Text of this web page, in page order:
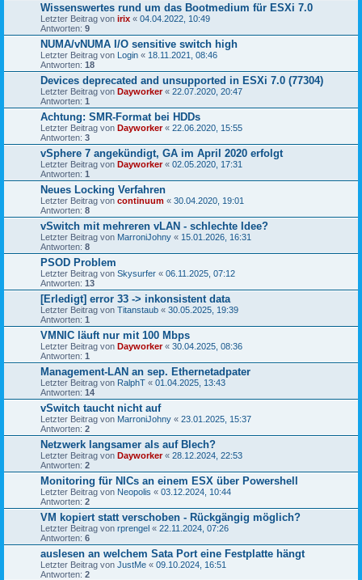
Wissenswertes rund um das Bootmedium für ESXi 7.0
Letzter Beitrag von irix « 04.04.2022, 10:49
Antworten: 9
NUMA/vNUMA I/O sensitive switch high
Letzter Beitrag von Login « 18.11.2021, 08:46
Antworten: 18
Devices deprecated and unsupported in ESXi 7.0 (77304)
Letzter Beitrag von Dayworker« 22.07.2020, 20:47
Antworten: 1
Achtung: SMR-Format bei HDDs
Letzter Beitrag von Dayworker« 22.06.2020, 15:55
Antworten: 3
vSphere 7 angekündigt, GA im April 2020 erfolgt
Letzter Beitrag von Dayworker« 02.05.2020, 17:31
Antworten: 1
Neues Locking Verfahren
Letzter Beitrag von continuum « 30.04.2020, 19:01
Antworten: 8
vSwitch mit mehreren vLAN - schlechte Idee?
Letzter Beitrag von MarroniJohny « 15.01.2026, 16:31
Antworten: 8
PSOD Problem
Letzter Beitrag von Skysurfer « 06.11.2025, 07:12
Antworten: 13
[Erledigt] error 33 -> inkonsistent data
Letzter Beitrag von Titanstaub « 30.05.2025, 19:39
Antworten: 1
VMNIC läuft nur mit 100 Mbps
Letzter Beitrag von Dayworker« 30.04.2025, 08:36
Antworten: 1
Management-LAN an sep. Ethernetadpater
Letzter Beitrag von RalphT « 01.04.2025, 13:43
Antworten: 14
vSwitch taucht nicht auf
Letzter Beitrag von MarroniJohny « 23.01.2025, 15:37
Antworten: 2
Netzwerk langsamer als auf Blech?
Letzter Beitrag von Dayworker« 28.12.2024, 22:53
Antworten: 2
Monitoring für NICs an einem ESX über Powershell
Letzter Beitrag von Neopolis « 03.12.2024, 10:44
Antworten: 2
VM kopiert statt verschoben - Rückgängig möglich?
Letzter Beitrag von rprengel « 22.11.2024, 07:26
Antworten: 6
auslesen an welchem Sata Port eine Festplatte hängt
Letzter Beitrag von JustMe « 09.10.2024, 16:51
Antworten: 2